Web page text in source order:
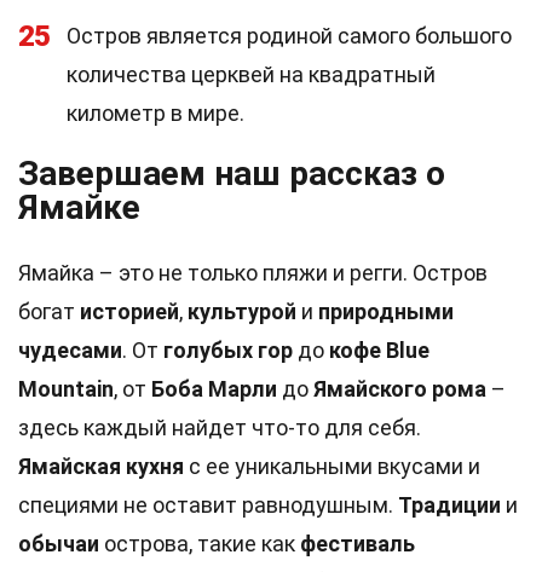
25
Остров является родиной самого большого
количества церквей на квадратный
километр в мире.
Завершаем наш рассказ о
Ямайке
Ямайка – это не только пляжи и регги. Остров
богат историей, культурой и природными
чудесами. От голубых гор до кофе Blue
Mountain, от Боба Марли доЯмайского рома –
здесь каждый найдет что-то для себя.
Ямайская кухня с ее уникальными вкусами и
специями не оставит равнодушным. Традиции и
обычаи острова, такие как фестиваль